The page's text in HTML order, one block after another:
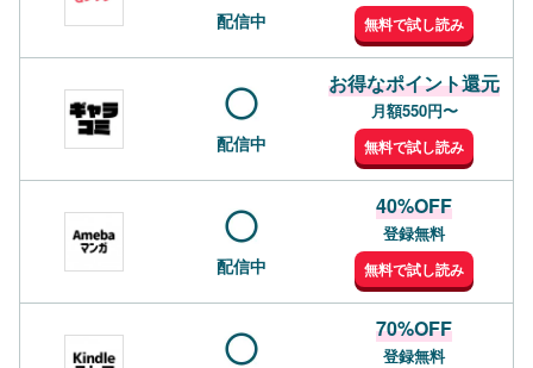
配信中 無料で試し読み
配信中
お得なポイント還元
月額550円〜
無料で試し読み
配信中
40%OFF
登録無料
無料で試し読み
70%OFF
登録無料